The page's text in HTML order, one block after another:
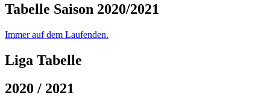
Tabelle Saison 2020/2021
Immer auf dem Laufenden.
Liga Tabelle
2020 / 2021